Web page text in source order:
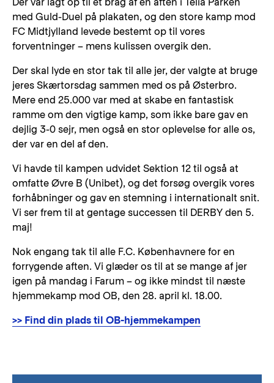
med Guld-Duel på plakaten, og den store kamp mod
FC Midtjylland levede bestemt op til vores
forventninger – mens kulissen overgik den.
Der skal lyde en stor tak til alle jer, der valgte at bruge
jeres Skærtorsdag sammen med os på Østerbro.
Mere end 25.000 var med at skabe en fantastisk
ramme om den vigtige kamp, som ikke bare gav en
dejlig 3-0 sejr, men også en stor oplevelse for alle os,
der var en del af den.
Vi havde til kampen udvidet Sektion 12 til også at
omfatte Øvre B (Unibet), og det forsøg overgik vores
forhåbninger og gav en stemning i internationalt snit.
Vi ser frem til at gentage successen til DERBY den 5.
maj!
Nok engang tak til alle F.C. Københavnere for en
forrygende aften. Vi glæder os til at se mange af jer
igen på mandag i Farum – og ikke mindst til næste
hjemmekamp mod OB, den 28. april kl. 18.00.
>> Find din plads til OB-hjemmekampen